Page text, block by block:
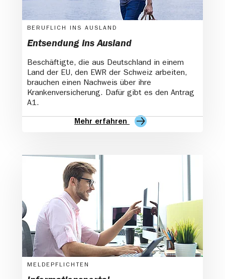
BERUFLICH INS AUSLAND
Entsendung ins Ausland
Beschäftigte, die aus Deutschland in einem
Land der EU, den EWR der Schweiz arbeiten,
brauchen einen Nachweis über ihre
Krankenversicherung. Dafür gibt es den Antrag
A1.
Mehr erfahren
MELDEPFLICHTEN